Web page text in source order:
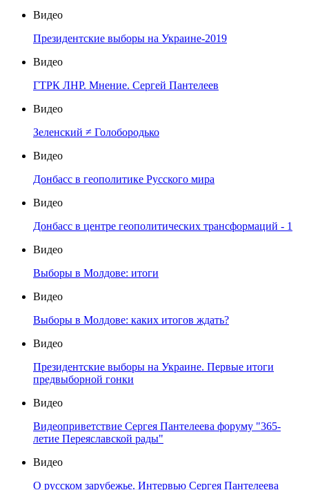
Видео
Президентские выборы на Украине-2019
Видео
ГТРК ЛНР. Мнение. Сергей Пантелеев
Видео
Зеленский ≠ Голобородько
Видео
Донбасс в геополитике Русского мира
Видео
Донбасс в центре геополитических трансформаций - 1
Видео
Выборы в Молдове: итоги
Видео
Выборы в Молдове: каких итогов ждать?
Видео
Президентские выборы на Украине. Первые итоги
предвыборной гонки
Видео
Видеоприветствие Сергея Пантелеева форуму "365-
летие Переяславской рады"
Видео
О русском зарубежье. Интервью Сергея Пантелеева